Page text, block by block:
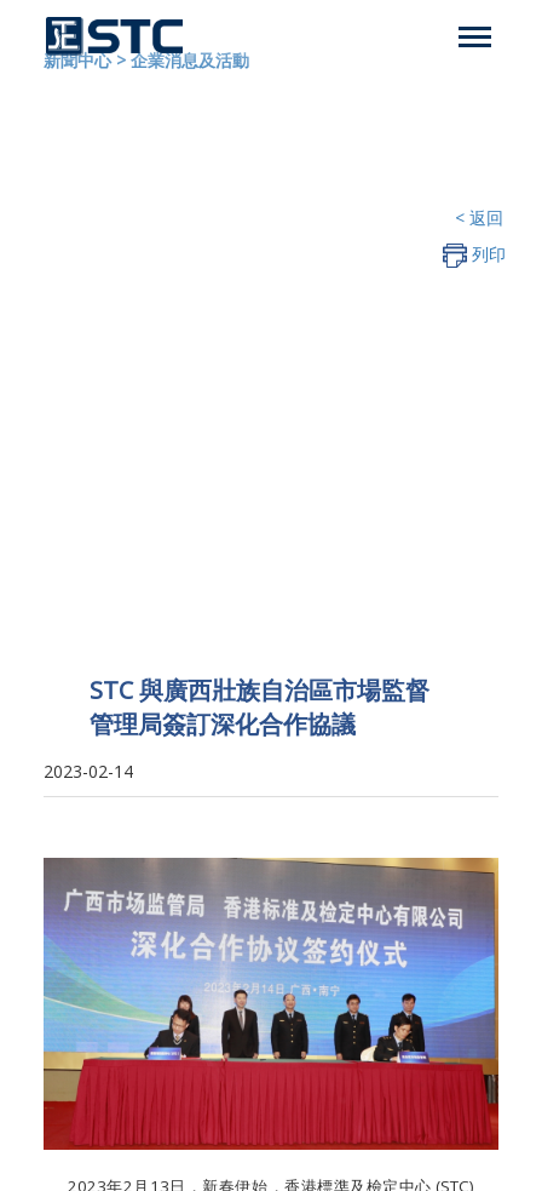
新聞中心 > 企業消息及活動
< 返回
列印
STC 與廣西壯族自治區市場監督
管理局簽訂深化合作協議
2023-02-14
2023年2月13日，新春伊始，香港標準及檢定中心 (STC)